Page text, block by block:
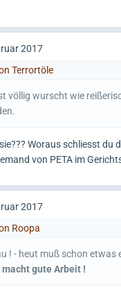
2017
Terrortöle
völlig wurscht wie
Woraus schliesst du
von PETA im
2017
Roopa
! - heut muß schon etwas
gute Arbeit !